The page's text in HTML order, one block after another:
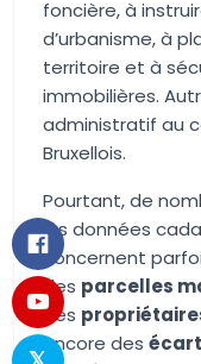
foncière, à
d’urbanisme, à
territoire et à
immobilières.
administratif au
Bruxellois.
Pourtant, de
les données
concernent
des parcelles
des
encore des